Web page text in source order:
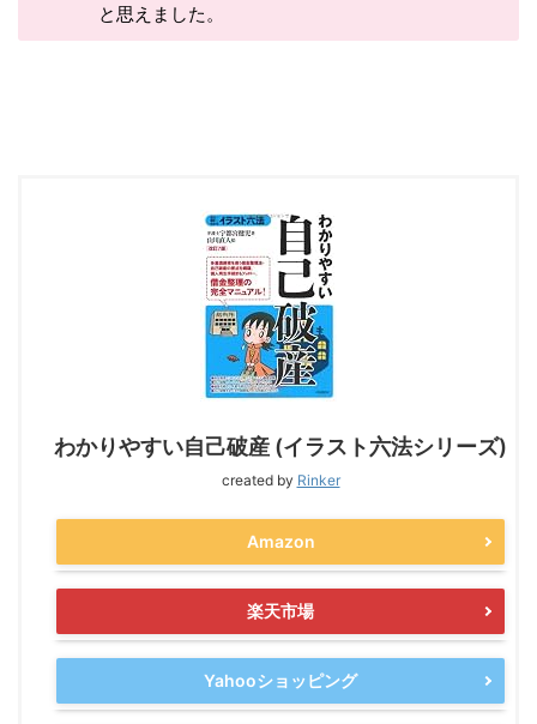
と思えました。
わかりやすい自己破産 (イラスト六法シリーズ)
created by Rinker
Amazon
楽天市場
Yahooショッピング